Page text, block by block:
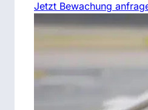
Jetzt Bewachung